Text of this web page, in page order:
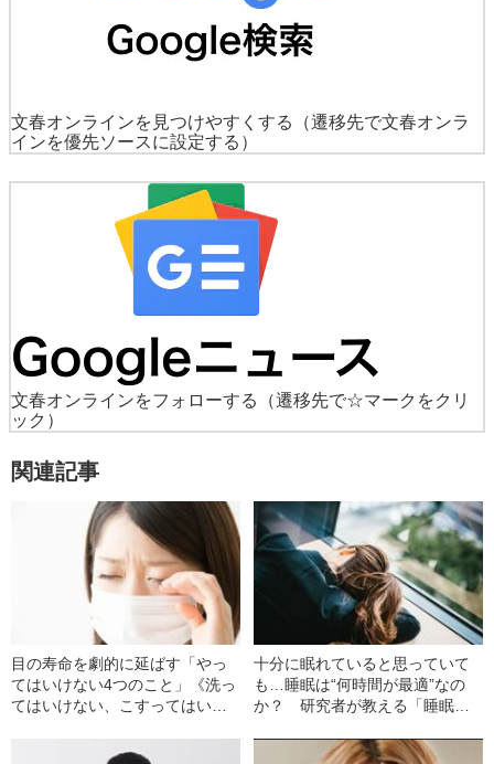
文春オンラインを見つけやすくする
（遷移先で文春オンラ
インを優先ソースに設定する）
文春オンラインをフォローする
（遷移先で☆マークをクリ
ック）
関連記事
目の寿命を劇的に延ばす「やっ
てはいけない4つのこと」《洗っ
てはいけない、こすってはいけ
十分に眠れていると思っていて
も…睡眠は“何時間が最適”なの
か？ 研究者が教える「睡眠負